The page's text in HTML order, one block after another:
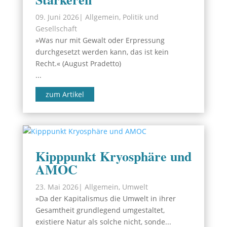
09. Juni 2026| Allgemein, Politik und
Gesellschaft
»Was nur mit Gewalt oder Erpressung
durchgesetzt werden kann, das ist kein
Recht.« (August Pradetto)
...
zum Artikel
Kipppunkt Kryosphäre und
AMOC
23. Mai 2026| Allgemein, Umwelt
»Da der Kapitalismus die Umwelt in ihrer
Gesamtheit grundlegend umgestaltet,
existiere Natur als solche nicht, sonde...